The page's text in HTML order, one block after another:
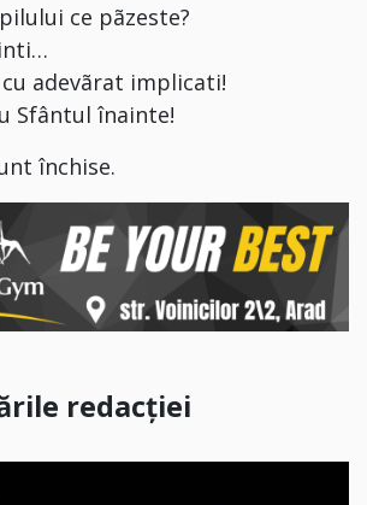
ce pãzeste?
adevãrat implicati!
Sfântul înainte!
închise.
redacției